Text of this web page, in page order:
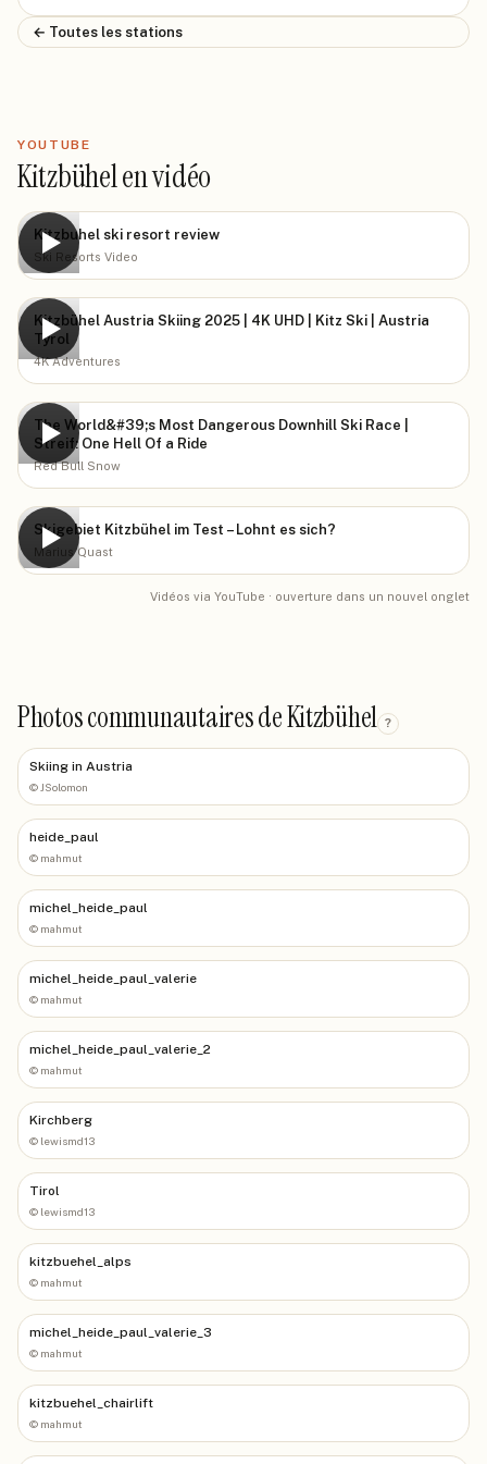
← Toutes les stations
YOUTUBE
Kitzbühel en vidéo
▶
Kitzbuhel ski resort review
Ski Resorts Video
▶
Kitzbühel Austria Skiing 2025 | 4K UHD | Kitz Ski | Austria
Tyrol
4K Adventures
▶
The World&#39;s Most Dangerous Downhill Ski Race |
Streif: One Hell Of a Ride
Red Bull Snow
▶
Skigebiet Kitzbühel im Test – Lohnt es sich?
Marius Quast
Vidéos via YouTube · ouverture dans un nouvel onglet
Photos communautaires de Kitzbühel ?
Skiing in Austria
© JSolomon
heide_paul
© mahmut
michel_heide_paul
© mahmut
michel_heide_paul_valerie
© mahmut
michel_heide_paul_valerie_2
© mahmut
Kirchberg
© lewismd13
Tirol
© lewismd13
kitzbuehel_alps
© mahmut
michel_heide_paul_valerie_3
© mahmut
kitzbuehel_chairlift
© mahmut